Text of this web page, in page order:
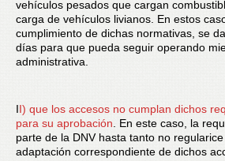
vehículos pesados que cargan
carga de vehículos livianos. En estos
cumplimiento de dichas normativas, se
días para que pueda seguir operando
administrativa.
II) que los accesos no cumplan dichos
para su aprobación . En este caso, la
parte de la DNV hasta tanto no
adaptación correspondiente de dichos